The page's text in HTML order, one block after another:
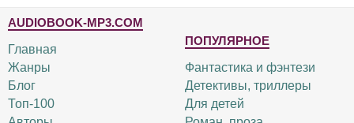
AUDIOBOOK-MP3.COM
Главная
Жанры
Блог
Топ-100
ПОПУЛЯРНОЕ
Фантастика и фэнтези
Детективы, триллеры
Для детей